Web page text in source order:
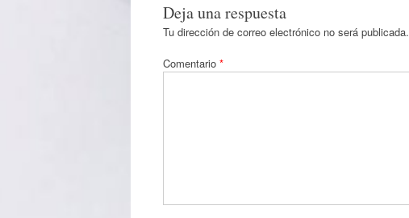
Deja una respuesta
Tu dirección de correo electrónico no será publicada.
Comentario *